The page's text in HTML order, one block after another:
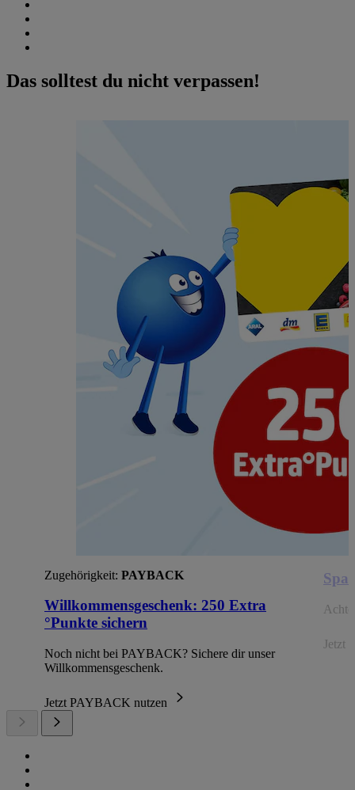
Das solltest du nicht verpassen!
Zugehörigkeit: PAYBACK
Willkommensgeschenk: 250 Extra
°Punkte sichern
Noch nicht bei PAYBACK? Sichere dir unser
Willkommensgeschenk.
Jetzt PAYBACK nutzen
Jetzt